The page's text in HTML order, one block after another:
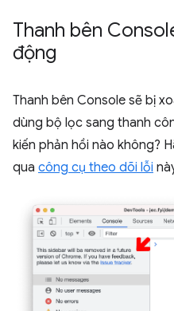
Thanh bên
động
Thanh bên Console sẽ bị
dùng bộ lọc sang thanh
kiến phản hồi nào không?
qua công cụ theo dõi lỗi